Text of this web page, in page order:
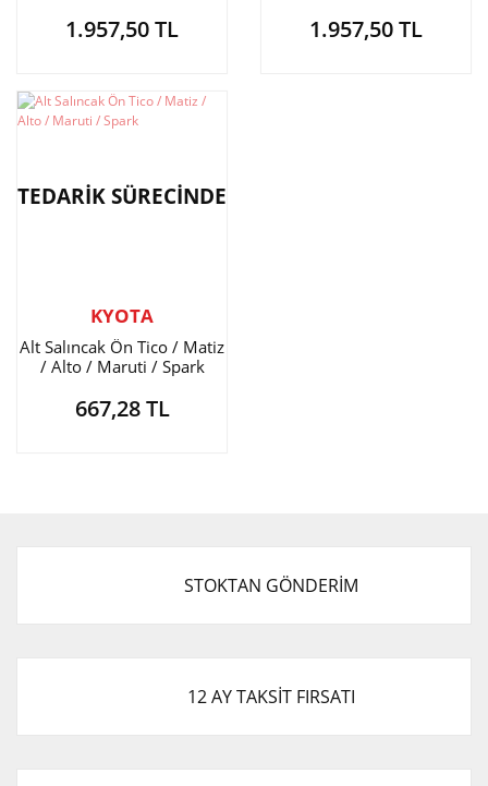
1.957,50 TL 1.957,50 TL
TEDARİK SÜRECİNDE
KYOTA
Alt Salıncak Ön Tico / Matiz
/ Alto / Maruti / Spark
667,28 TL
STOKTAN GÖNDERİM
12 AY TAKSİT FIRSATI